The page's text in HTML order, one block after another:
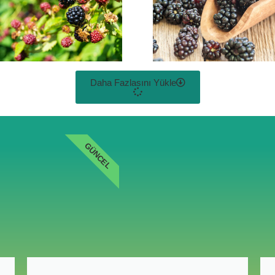
Daha Fazlasını Yükle
GÜNCEL